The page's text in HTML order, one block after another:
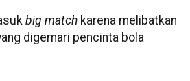
big match karena melibatkan
digemari pencinta bola